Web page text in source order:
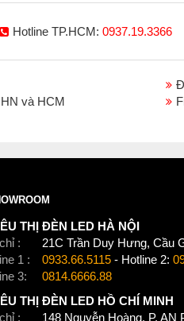
Hotline TP.HCM: 0937.19.3366
và HCM
THỊ ĐÈN LED HÀ NỘI
:
21C Trần Duy Hưng, Cầu
1 :
0933.66.5115 - Hotline 2:
3:
0814.6666.88
THỊ ĐÈN LED HỒ CHÍ MINH
:
148 Nguyễn Hoàng, P. AN